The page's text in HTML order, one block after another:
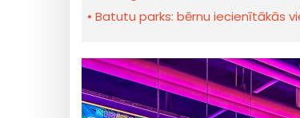
Batutu parks: bērnu iecienītākās